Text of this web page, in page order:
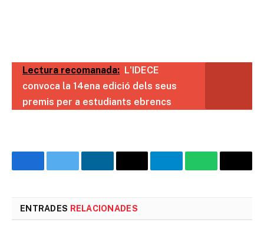
Lectura recomanada: L'IDECE
convoca la 14ena edició dels seus
premis per a estudiants ebrencs
FacebookTwitterLinkedInEmail TelegramWhatsApp
Copia
ENTRADES RELACIONADES